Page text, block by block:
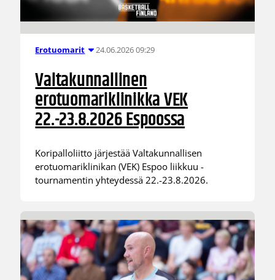
Erotuomarit 24.06.2026 09:29
Valtakunnallinen
erotuomariklinikka VEK
22.-23.8.2026 Espoossa
Koripalloliitto järjestää Valtakunnallisen
erotuomariklinikan (VEK) Espoo liikkuu -
tournamentin yhteydessä 22.-23.8.2026.